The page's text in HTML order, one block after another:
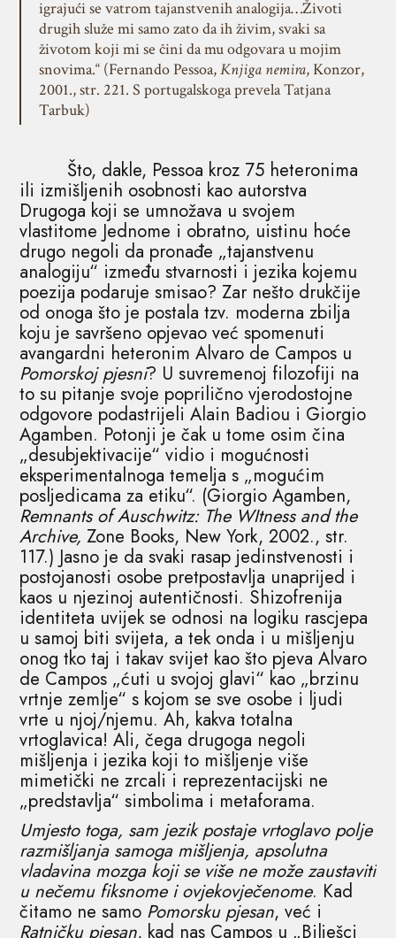
igrajući se vatrom tajanstvenih analogija…Životi
drugih služe mi samo zato da ih živim, svaki sa
životom koji mi se čini da mu odgovara u mojim
snovima.“ (Fernando Pessoa,Knjiga nemira, Konzor,
2001., str. 221. S portugalskoga prevela Tatjana
Tarbuk)
Što, dakle, Pessoa kroz 75 heteronima
ili izmišljenih osobnosti kao autorstva
Drugoga koji se umnožava u svojem
vlastitome Jednome i obratno, uistinu hoće
drugo negoli da pronađe „tajanstvenu
analogiju“ između stvarnosti i jezika kojemu
poezija podaruje smisao? Zar nešto drukčije
od onoga što je postala tzv. moderna zbilja
koju je savršeno opjevao već spomenuti
avangardni heteronim Alvaro de Campos u
Pomorskoj pjesni? U suvremenoj filozofiji na
to su pitanje svoje poprilično vjerodostojne
odgovore podastrijeli Alain Badiou i Giorgio
Agamben. Potonji je čak u tome osim čina
„desubjektivacije“ vidio i mogućnosti
eksperimentalnoga temelja s „mogućim
posljedicama za etiku“. (Giorgio Agamben,
Remnants of Auschwitz: The WItness and the
Archive,Zone Books, New York, 2002., str.
117.) Jasno je da svaki rasap jedinstvenosti i
postojanosti osobe pretpostavlja unaprijed i
kaos u njezinoj autentičnosti. Shizofrenija
identiteta uvijek se odnosi na logiku rascjepa
u samoj biti svijeta, a tek onda i u mišljenju
onog tko taj i takav svijet kao što pjeva Alvaro
de Campos „ćuti u svojoj glavi“ kao „brzinu
vrtnje zemlje“ s kojom se sve osobe i ljudi
vrte u njoj/njemu. Ah, kakva totalna
vrtoglavica! Ali, čega drugoga negoli
mišljenja i jezika koji to mišljenje više
mimetički ne zrcali i reprezentacijski ne
„predstavlja“ simbolima i metaforama.
Umjesto toga, sam jezik postaje vrtoglavo polje
razmišljanja samoga mišljenja, apsolutna
vladavina mozga koji se više ne može zaustaviti
u nečemu fiksnome i ovjekovječenome. Kad
čitamo ne samo Pomorsku pjesan, već i
Ratničku pjesan, kad nas Campos u „Bilješci